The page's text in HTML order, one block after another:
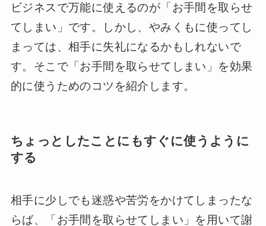
ビジネスで万能に使えるのが「お手間を取らせ
てしまい」です。しかし、やみくもに使ってし
まっては、相手に失礼になるかもしれないで
す。そこで「お手間を取らせてしまい」を効果
的に使うためのコツを紹介します。
ちょっとしたことにもすぐに使うように
する
相手に少しでも迷惑や苦労をかけてしまったな
らば、「お手間を取らせてしまい」を用いて謝